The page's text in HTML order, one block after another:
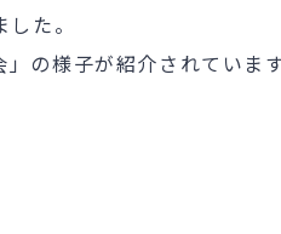
た。
の様子が紹介されています